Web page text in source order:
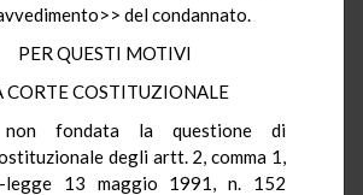
del condannato.
PER QUESTI MOTIVI
CORTE COSTITUZIONALE
fondata la questione di
degli artt. 2, comma 1,
legge 13 maggio 1991, n. 152